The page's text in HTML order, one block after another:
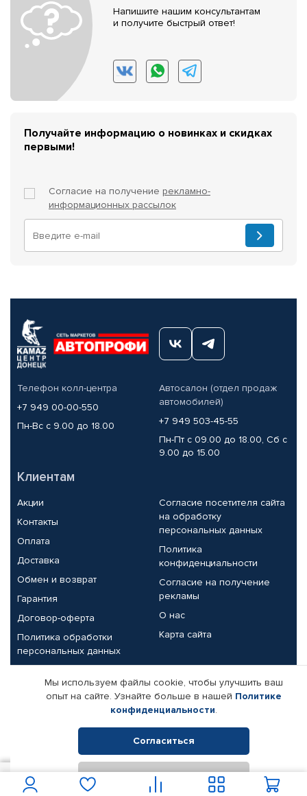
Напишите нашим консультантам
и получите быстрый ответ!
Получайте информацию о новинках и скидках
первыми!
Согласие на получение рекламно-
информационных рассылок
Телефон колл-центра
+7 949 00-00-550
Пн-Вс с 9.00 до 18.00
Автосалон (отдел продаж
автомобилей)
+7 949 503-45-55
Пн-Пт с 09.00 до 18.00, Сб с
9.00 до 15.00
Клиентам
Акции
Контакты
Оплата
Доставка
Обмен и возврат
Гарантия
Договор-оферта
Политика обработки
персональных данных
Согласие посетителя сайта
на обработку
персональных данных
Политика
конфиденциальности
Согласие на получение
рекламы
О нас
Карта сайта
Партнерам
Корпоративным клиентам
Поставщикам
Реквизиты компании
© КАМАЗ ЦЕНТР ДОНЕЦК, 2015-2026. Все права защищены.
Интернет-магазин автомобильных товаров Автопрофи.
Мы используем файлы cookie, чтобы улучшить ваш
опыт на сайте. Узнайте больше в нашей Политике
конфиденциальности.
Согласиться
Отклонить
В корзину